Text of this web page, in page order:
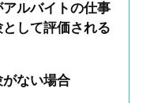
ルバイトの仕事
して評価される
ない場合